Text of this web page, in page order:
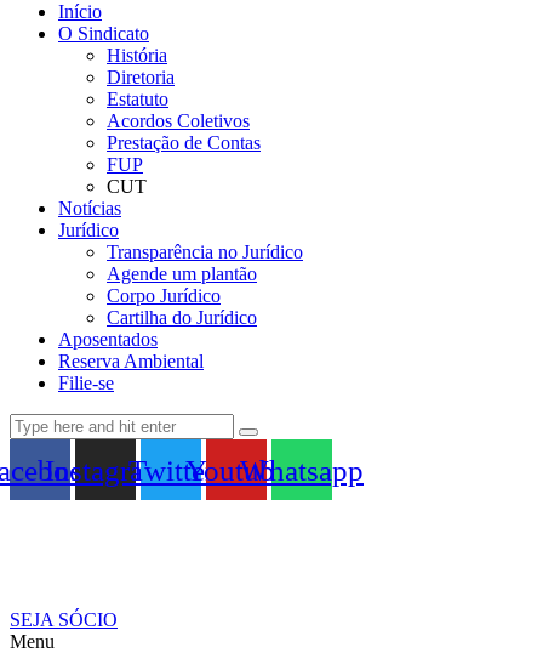
Início
O Sindicato
História
Diretoria
Estatuto
Acordos Coletivos
Prestação de Contas
FUP
CUT
Notícias
Jurídico
Transparência no Jurídico
Agende um plantão
Corpo Jurídico
Cartilha do Jurídico
Aposentados
Reserva Ambiental
Filie-se
InstagramTwitterYoutubeWhatsapp
SEJA SÓCIO
Menu